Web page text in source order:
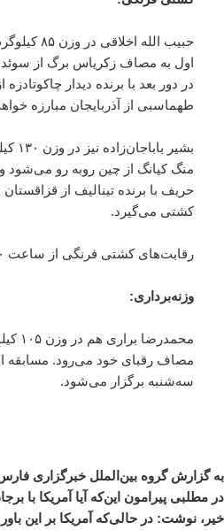
حبیب الله
اول به مصاف زکریاس برگ از
در دور بعد با برنده دیدار
طهماسبی از آذربایجان مبارزه
بشیر
منگ کیانگ از چین روبه رو می‌شود
حریف با برنده تینالیف از قزاقستان
کشتی می‌گیرد.
رقابت‌های کشتی فرنگی از ساعت ۱۷:۳۰ آغاز می‌شود.
وزنه‌برداری:
سه‌شنبه برگزار می‌شود.
به گزارش گروه بین‌الملل خبرگزاری
در مطلبی پیرامون این‌که آیا آمریکا با
خیر، نوشت: در حالی‌که آمریکا بر این